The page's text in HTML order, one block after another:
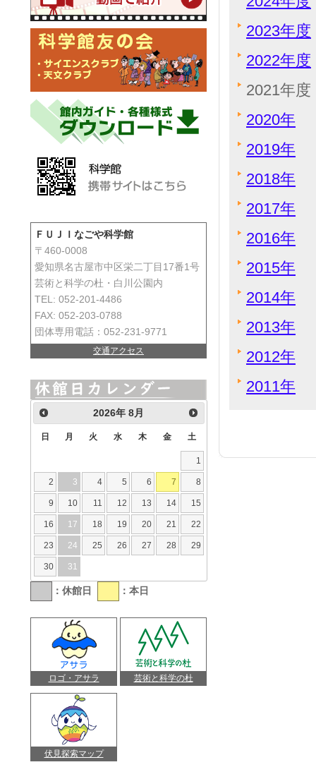
2023年度
2022年度
2021年度
2020年
2019年
2018年
2017年
2016年
2015年
2014年
2013年
2012年
2011年
ＦＵＪＩなごや科学館
〒460-0008
愛知県名古屋市中区栄二丁目17番1号
芸術と科学の杜・白川公園内
TEL: 052-201-4486
FAX: 052-203-0788
団体専用電話：052-231-9771
交通アクセス
2026年8月
日 月 火 水 木 金 土
1
2 3 4 5 6 7 8
9 10 11 12 13 14 15
16 17 18 19 20 21 22
23 24 25 26 27 28 29
30 31
：休館日 ：本日
ロゴ・アサラ 芸術と科学の杜
伏見探索マップ